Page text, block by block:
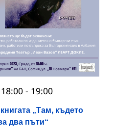
„Там, където
два пъти“
- 19:00